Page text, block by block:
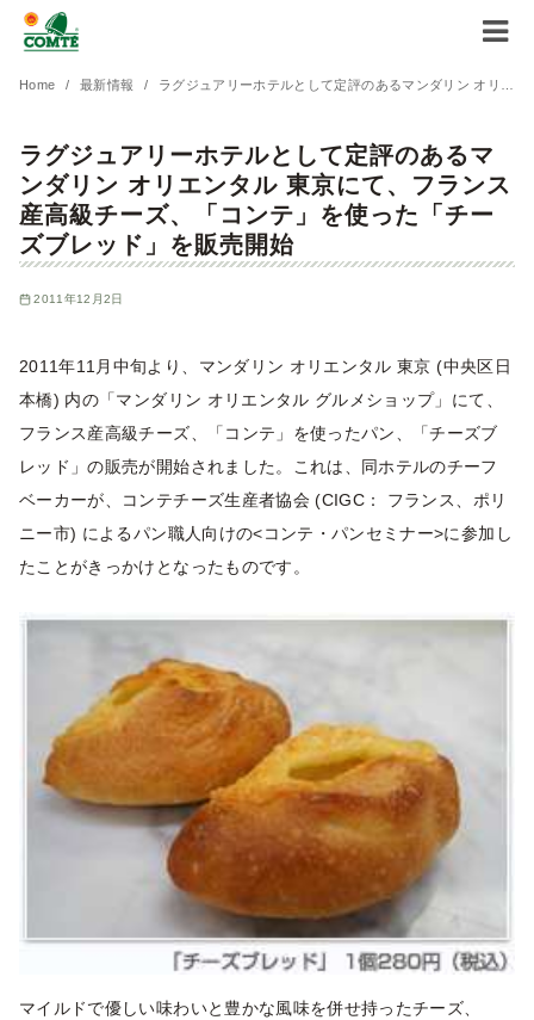
Home 最新情報 ラグジュアリーホテルとして定評のあるマンダリン オリエンタル 東京にて、フランス産高級チーズ、「コンテ」を使った「チーズブレッド」を販売開始
ラグジュアリーホテルとして定評のあるマ
ンダリン オリエンタル 東京にて、フランス
産高級チーズ、「コンテ」を使った「チー
ズブレッド」を販売開始
2011年12月2日
2011年11月中旬より、マンダリン オリエンタル 東京 (中央区日
本橋) 内の「マンダリン オリエンタル グルメショップ」にて、
フランス産高級チーズ、「コンテ」を使ったパン、「チーズブ
レッド」の販売が開始されました。これは、同ホテルのチーフ
ベーカーが、コンテチーズ生産者協会 (CIGC： フランス、ポリ
ニー市) によるパン職人向けの<コンテ・パンセミナー>に参加し
たことがきっかけとなったものです。
マイルドで優しい味わいと豊かな風味を併せ持ったチーズ、